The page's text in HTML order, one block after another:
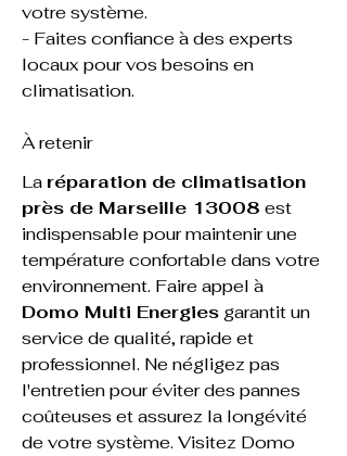
votre système.
- Faites confiance à des experts
locaux pour vos besoins en
climatisation.
À retenir
La réparation de climatisation
près de Marseille 13008 est
indispensable pour maintenir une
température confortable dans votre
environnement. Faire appel à
Domo Multi Energies garantit un
service de qualité, rapide et
professionnel. Ne négligez pas
l'entretien pour éviter des pannes
coûteuses et assurez la longévité
de votre système. Visitez Domo